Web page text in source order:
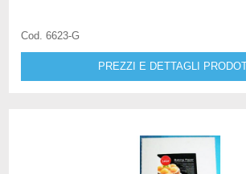
Cod. 6623-G
PREZZI E DETTAGLI